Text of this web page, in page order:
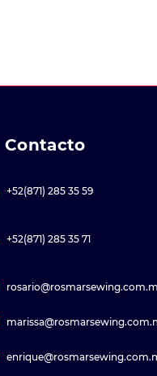
Contacto
+52(871) 285 35 59
+52(871) 285 35 71